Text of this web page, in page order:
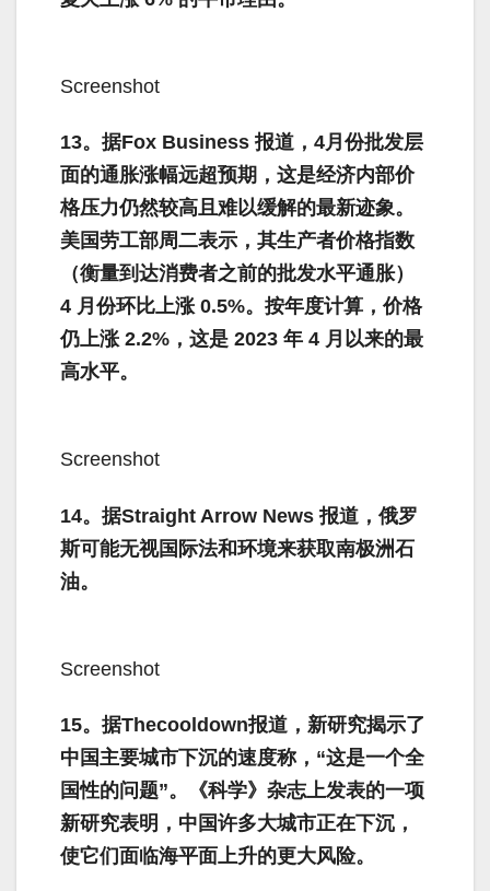
Screenshot
13。据Fox Business 报道，4月份批发层
面的通胀涨幅远超预期，这是经济内部价
格压力仍然较高且难以缓解的最新迹象。
美国劳工部周二表示，其生产者价格指数
（衡量到达消费者之前的批发水平通胀）
4 月份环比上涨 0.5%。按年度计算，价格
仍上涨 2.2%，这是 2023 年 4 月以来的最
高水平。
Screenshot
14。据Straight Arrow News 报道，俄罗
斯可能无视国际法和环境来获取南极洲石
油。
Screenshot
15。据Thecooldown报道，新研究揭示了
中国主要城市下沉的速度称，“这是一个全
国性的问题”。《科学》杂志上发表的一项
新研究表明，中国许多大城市正在下沉，
使它们面临海平面上升的更大风险。